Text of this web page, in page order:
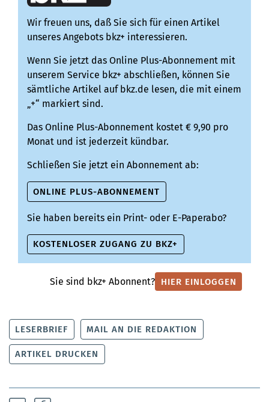
Wir freuen uns, daß Sie sich für einen Artikel
unseres Angebots bkz+ interessieren.
Wenn Sie jetzt das Online Plus-Abonnement mit
unserem Service bkz+ abschließen, können Sie
sämtliche Artikel auf bkz.de lesen, die mit einem
„+“ markiert sind.
Das Online Plus-Abonnement kostet € 9,90 pro
Monat und ist jederzeit kündbar.
Schließen Sie jetzt ein Abonnement ab:
ONLINE PLUS-ABONNEMENT
Sie haben bereits ein Print- oder E-Paperabo?
KOSTENLOSER ZUGANG ZU BKZ+
Sie sind bkz+ Abonnent? HIER EINLOGGEN
LESERBRIEF MAIL AN DIE REDAKTION
ARTIKEL DRUCKEN